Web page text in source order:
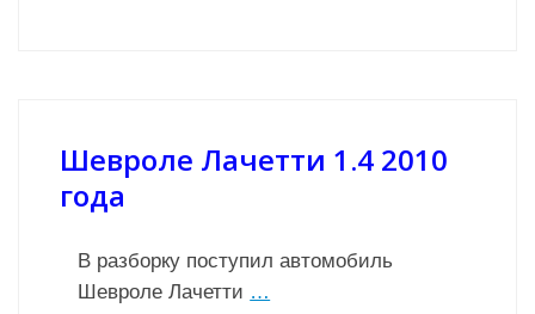
Шевроле Лачетти 1.4 2010
года
В разборку поступил автомобиль
Шевроле Лачетти …